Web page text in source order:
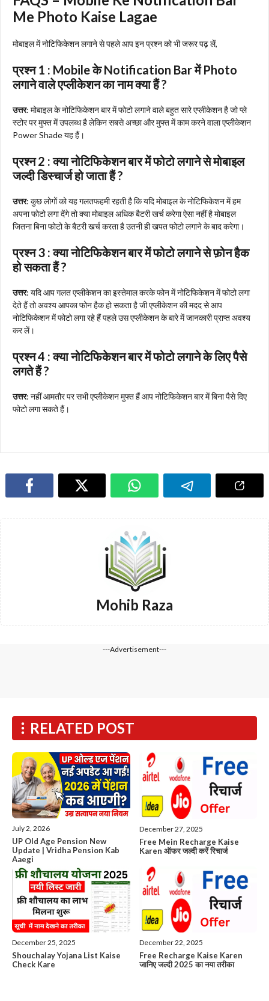
Me Photo Kaise Lagae
मोबाइल में नोटिफिकेशन लगाने से पहले आप इन प्रश्न को भी जरूर पढ़ लें,
प्रश्न 1 : Mobile के Notification Bar में Photo
लगाने वाले एप्लीकेशन का नाम क्या हैं ?
उत्तर: मोबाइल के नोटिफिकेशन बार में फोटो लगाने वाले बहुत सारे एप्लीकेशन है जो प्ले
स्टोर पर मुफ्त में उपलब्ध है लेकिन सबसे अच्छा और मुफ्त में काम करने वाला एप्लीकेशन
Power Shade यह हैं।
प्रश्न 2 : क्या नोटिफिकेशन बार में फोटो लगाने से मोबाइल
जल्दी डिस्चार्ज हो जाता हैं ?
उत्तर: कुछ लोगों को यह गलतफहमी रहती है कि यदि मोबाइल के नोटिफिकेशन में हम
अपना फोटो लगा देंगे तो क्या मोबाइल अधिक बैटरी खर्च करेगा ऐसा नहीं है मोबाइल
जितना बिना फोटो के बैटरी खर्च करता है उतनी ही खपत फोटो लगाने के बाद करेगा।
प्रश्न 3 : क्या नोटिफिकेशन बार में फोटो लगाने से फ़ोन हैक
हो सकता हैं ?
उत्तर: यदि आप गलत एप्लीकेशन का इस्तेमाल करके फोन में नोटिफिकेशन में फोटो लगा
देते हैं तो अवश्य आपका फोन हैक हो सकता है जी एप्लीकेशन की मदद से आप
नोटिफिकेशन में फोटो लगा रहे हैं पहले उस एप्लीकेशन के बारे में जानकारी प्राप्त अवश्य
कर लें।
प्रश्न 4 : क्या नोटिफिकेशन बार में फोटो लगाने के लिए पैसे
लगते हैं ?
उत्तर: नहीं आमतौर पर सभी एप्लीकेशन मुफ्त हैं आप नोटिफिकेशन बार में बिना पैसे दिए
फोटो लगा सकते हैं।
Mohib Raza
---Advertisement---
RELATED POST
July 2, 2026
UP Old Age Pension New
Update | Vridha Pension Kab
Aaegi
December 27, 2025
Free Mein Recharge Kaise
Karen ऑफर जल्दी करें रिचार्ज
December 25, 2025
Shouchalay Yojana List Kaise
Check Kare
December 22, 2025
Free Recharge Kaise Karen
जानिए जल्दी 2025 का नया तरीका